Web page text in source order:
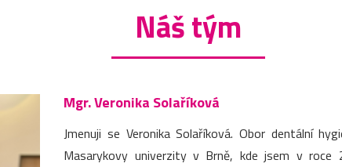
Náš tým
Mgr. Veronika Solaříková
Jmenuji se Veronika Solaříková. Obor dentální
Masarykovy univerzity v Brně, kde jsem v roce